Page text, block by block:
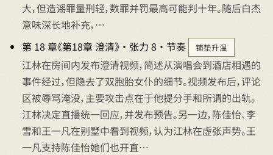
大，但造谣罪量刑轻，数罪并罚最高可能判十年。随后白杰
意味深长地补充，…
第 18 章《第18章 澄清》 · 张力 8 · 节奏
铺垫升温
江林在房间内发布澄清视频，简述从演唱会到酒店相遇的
事件经过，但隐去了双胞胎女仆的细节。视频发布后，评论
区被辱骂淹没，主要攻击点在于他提分手和所谓的出轨。
江林决定直播统一回应，并发布预告。另一边，陈佳怡、李
雪和王一凡在别墅中看到视频，认为江林在虚张声势。王
一凡支持陈佳怡她们也开直…